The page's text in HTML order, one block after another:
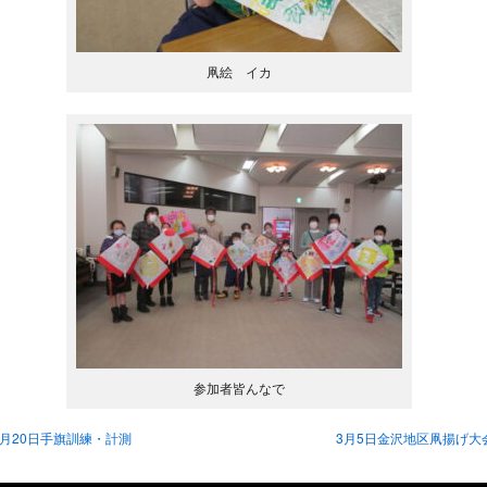
凧絵 イカ
参加者皆んなで
20日手旗訓練・計測 3月5日金沢地区凧揚げ